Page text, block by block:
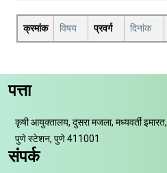
क्रमांक विषय प्रवर्ग दिनांक
पत्ता
कृषी आयुक्तालय, दुसरा मजला, मध्यवर्ती इमारत,
पुणे स्टेशन, पुणे 411001
संपर्क